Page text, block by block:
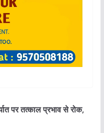
पर तत्काल प्रभाव से रोक,